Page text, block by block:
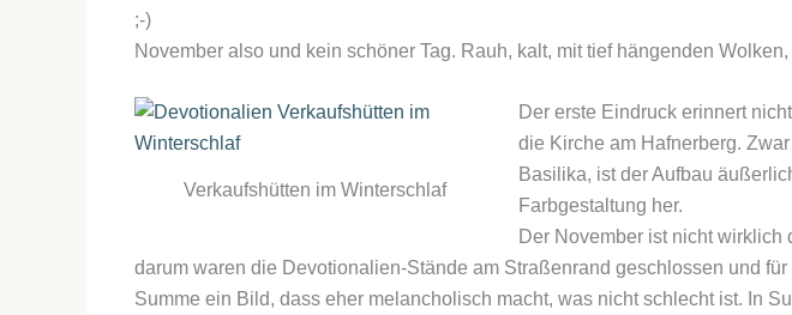
;-)
November also und kein schöner Tag. Rauh, kalt, mit tief hängenden
Verkaufshütten im Winterschlaf
Der erste Eindruck erinnert
die Kirche am Hafnerberg.
Basilika, ist der Aufbau
Farbgestaltung her.
Der November ist nicht wirklich
darum waren die Devotionalien-Stände am Straßenrand geschlossen und für
Summe ein Bild, dass eher melancholisch macht, was nicht schlecht ist. In